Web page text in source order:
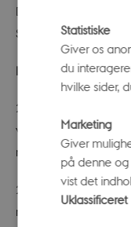
Der er åbent for
Steno Museet.
Det sker
21. april 2021.
vandreudstillingen
naturen” åbner,
22. april 2021.
med en digital event
Statistiske
Giver os
du
hvilke sider,
Marketing
Giver
på denne og
vist det
Uklassificeret